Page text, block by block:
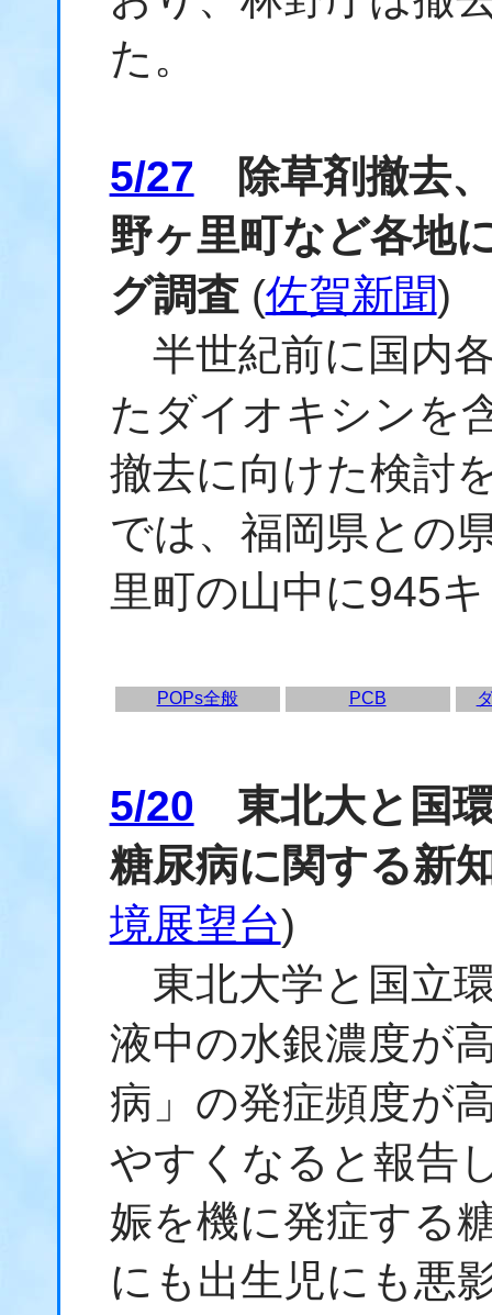
た。
5/27 除草剤撤去
野ヶ里町など各地
グ調査 (佐賀新聞)
半世紀前に国内
たダイオキシンを
撤去に向けた検討
では、福岡県との
里町の山中に945
POPs全般 PCB
5/20 東北大と国
糖尿病に関する新
境展望台)
東北大学と国立
液中の水銀濃度が
病」の発症頻度が
やすくなると報告
娠を機に発症する
にも出生児にも悪